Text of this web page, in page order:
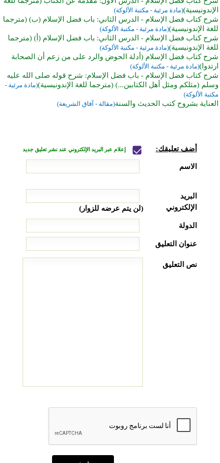
الإندونيسية)(مادة مرئية - مكتبة الألوكة)
شرح كتاب فضل الإسلام - الدرس الثاني: باب فضل الإسلام (ب) (مترجما
للغة الإندونيسية)(مادة مرئية - مكتبة الألوكة)
شرح كتاب فضل الإسلام - الدرس الثاني: باب فضل الإسلام (أ) (مترجما
للغة الإندونيسية)(مادة مرئية - مكتبة الألوكة)
شرح كتاب فضل الإسلام (أدلة الحوض والرد على من زعم أن الصحابة
ارتدوا)(مادة مرئية - مكتبة الألوكة)
شرح كتاب فضل الإسلام - باب فضل الإسلام: شرح قوله صلى الله عليه
وسلم (مثلكم ومثل أهل الكتابين...) (مترجما للغة الإندونيسية)(مادة مرئية -
مكتبة الألوكة)
العناية بشروح كتب الحديث والسنة(مقالة - آفاق الشريعة)
أضف تعليقك: إعلام عبر البريد الإلكتروني عند نشر تعليق جديد
الاسم
البريد
الإلكتروني
(لن يتم عرضه للزوار)
الدولة
عنوان التعليق
نص التعليق